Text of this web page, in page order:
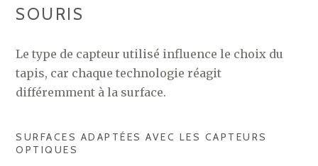
SOURIS
Le type de capteur utilisé influence le choix du
tapis, car chaque technologie réagit
différemment à la surface.
SURFACES ADAPTÉES AVEC LES CAPTEURS
OPTIQUES